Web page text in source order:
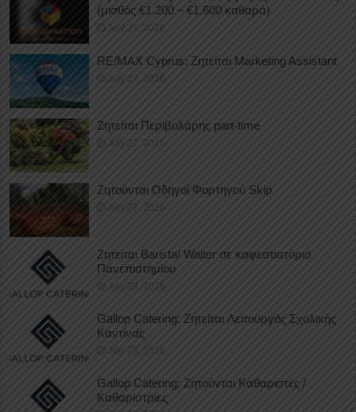
(μισθός €1.200 – €1.600 καθαρά)
July 27, 2026
RE/MAX Cyprus: Ζητείται Marketing Assistant
July 27, 2026
Ζητείται Περιβολάρης part-time
July 27, 2026
Ζητούνται Οδηγοί Φορτηγού Skip
July 27, 2026
Ζητείται Barista/ Waiter σε καφεστιατόριο
Πανεπιστημίου
July 23, 2026
Gallop Catering: Ζητείται Λειτουργός Σχολικής
Καντίνας
July 23, 2026
Gallop Catering: Ζητούνται Καθαριστές /
Καθαρίστριες